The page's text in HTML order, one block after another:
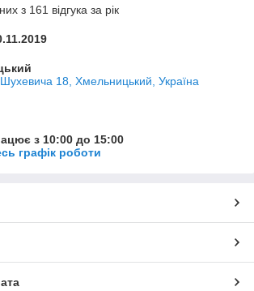
з 161 відгука за рік
18, Хмельницький, Україна
з 10:00 до 15:00
графік роботи